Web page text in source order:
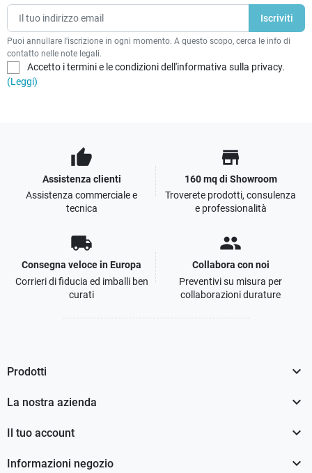
Puoi annullare l'iscrizione in ogni momento. A questo scopo, cerca le info di
contatto nelle note legali.
Accetto i termini e le condizioni dell'informativa sulla privacy.
(Leggi)
thumb_up
Assistenza clienti
Assistenza commerciale e
tecnica
store
160 mq di Showroom
Troverete prodotti, consulenza
e professionalità
local_shipping
Consegna veloce in Europa
Corrieri di fiducia ed imballi ben
curati
people
Collabora con noi
Preventivi su misura per
collaborazioni durature
Prodotti 
La nostra azienda 
Il tuo account 
Informazioni negozio 